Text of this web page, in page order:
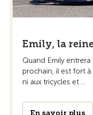
Emily, la
Quand Emily
prochain, il est fort à
ni aux tricycles et ...
En savoir plus